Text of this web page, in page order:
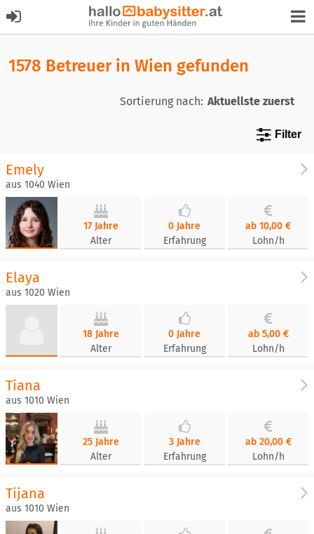
1578 Betreuer in Wien gefunden
Sortierung nach:
Filter
Emely
aus 1040 Wien
17 Jahre
Alter
0 Jahre
Erfahrung
ab 10,00 €
Lohn/h
Elaya
aus 1020 Wien
18 Jahre
Alter
0 Jahre
Erfahrung
ab 5,00 €
Lohn/h
Tiana
aus 1010 Wien
25 Jahre
Alter
3 Jahre
Erfahrung
ab 20,00 €
Lohn/h
Tijana
aus 1010 Wien